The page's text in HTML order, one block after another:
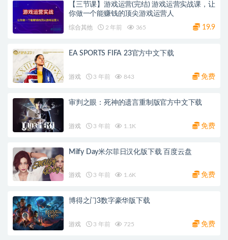
【三节课】游戏运营(完结) 游戏运营实战课，让
你做一个能赚钱的顶尖游戏运营人
综合其他 2 年前 365 19.9
EA SPORTS FIFA 23官方中文下载
游戏 3 年前 843 免费
审判之眼：死神的遗言重制版官方中文下载
游戏 3 年前 1.1K 免费
Milfy Day米尔菲日汉化版下载 百度云盘
游戏 3 年前 1.6K 免费
博得之门3数字豪华版下载
游戏 3 年前 725 免费